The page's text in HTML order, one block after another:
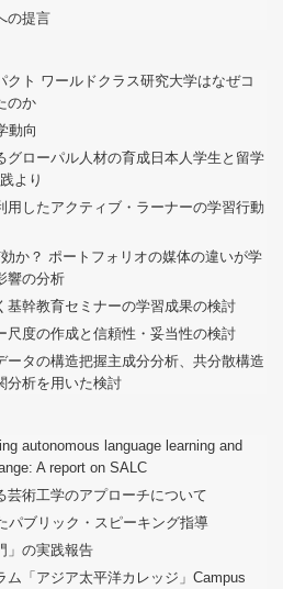
の提言
クト ワールドクラス研究大学はなぜコ
のか
動向
グローパル人材の育成日本人学生と留学
より
用したアクティブ・ラーナーの学習行動
か？ ポートフォリオの媒体の違いが学
響の分析
基幹教育セミナーの学習成果の検討
尺度の作成と信頼性・妥当性の検討
ータの構造把握主成分分析、共分散構造
分析を用いた検討
autonomous language learning and
A report on SALC
芸術工学のアプローチについて
パブリック・スピーキング指導
」の実践報告
ム「アジア太平洋カレッジ」Campus